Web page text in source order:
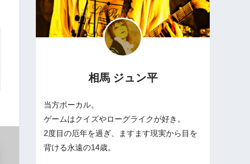
相馬 ジュン平
当方ボーカル。
ゲームはクイズやローグライクが好き。
2度目の厄年を過ぎ、ますます現実から目を
背ける永遠の14歳。